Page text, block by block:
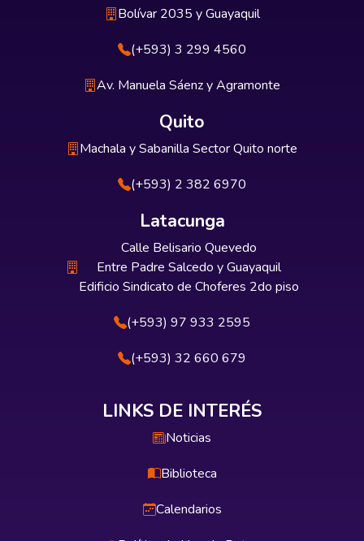
Bolívar 2035 y Guayaquil
(+593) 3 299 4560
Av. Manuela Sáenz y Agramonte
Quito
Machala y Sabanilla Sector Quito norte
(+593) 2 382 6970
Latacunga
Calle Belisario Quevedo
Entre Padre Salcedo y Guayaquil
Edificio Sindicato de Choferes 2do piso
(+593) 97 933 2595
(+593) 32 660 679
LINKS DE INTERÉS
Noticias
Biblioteca
Calendarios